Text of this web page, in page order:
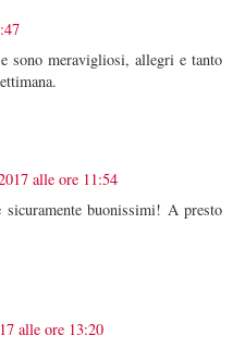
sono meravigliosi, allegri e tanto
alle ore 11:54
buonissimi! A presto
alle ore 13:20